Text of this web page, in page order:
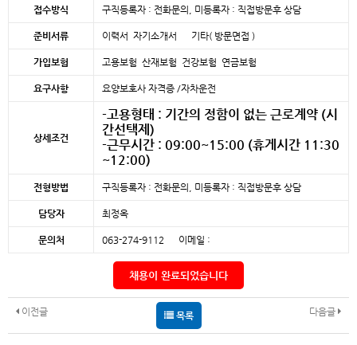
접수방식 구직등록자 : 전화문의, 미등록자 : 직접방문후 상담
준비서류 이력서 자기소개서 기타( 방문면접 )
가입보험 고용보험 산재보험 건강보험 연금보험
요구사항 요양보호사 자격증 /자차운전
상세조건
-고용형태 : 기간의 정함이 없는 근로계약 (시
간선택제)
-근무시간 : 09:00~15:00 (휴게시간 11:30
~12:00)
전형방법 구직등록자 : 전화문의, 미등록자 : 직접방문후 상담
담당자 최정옥
문의처 063-274-9112 이메일 :
채용이 완료되었습니다
이전글 다음글
목록